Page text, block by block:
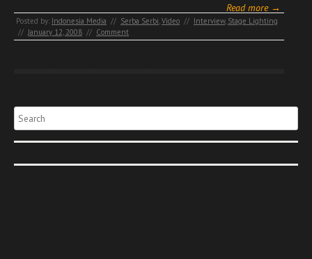
Read more →
Posted by: Indonesia Media // Serba Serbi Video // Interview, Stage Lighting
// January 12, 2008 // Comment
Search